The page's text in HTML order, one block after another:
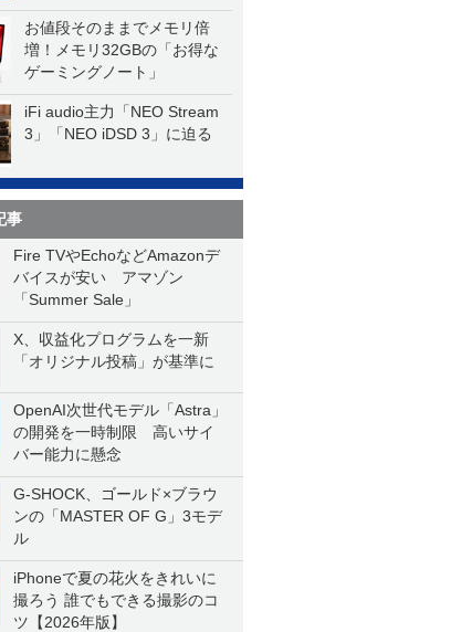
一気に聴く
お値段そのままでメモリ倍
増！メモリ32GBの「お得な
ゲーミングノート」
iFi audio主力「NEO Stream
3」「NEO iDSD 3」に迫る
事
Fire TVやEchoなどAmazonデ
バイスが安い アマゾン
「Summer Sale」
X、収益化プログラムを一新
「オリジナル投稿」が基準に
OpenAI次世代モデル「Astra」
の開発を一時制限 高いサイ
バー能力に懸念
G-SHOCK、ゴールド×ブラウ
ンの「MASTER OF G」3モデ
ル
iPhoneで夏の花火をきれいに
撮ろう 誰でもできる撮影のコ
ツ【2026年版】